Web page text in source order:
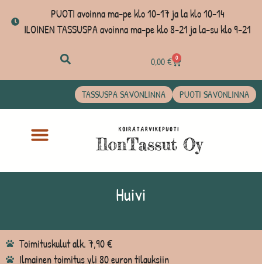
PUOTI avoinna ma-pe klo 10-17 ja la klo 10-14
ILOINEN TASSUSPA avoinna ma-pe klo 8-21 ja la-su klo 9-21
0,00€ 0
TASSUSPA SAVONLINNA PUOTI SAVONLINNA
Huivi
Toimituskulut alk. 7,90 €
Ilmainen toimitus yli 80 euron tilauksiin